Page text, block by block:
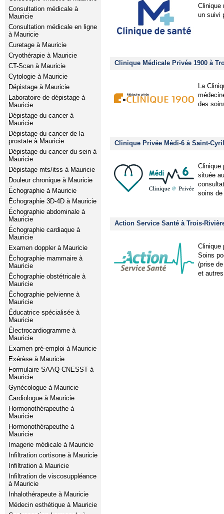
Consultation médicale à
Mauricie
Consultation médicale en ligne
à Mauricie
Curetage à Mauricie
Cryothérapie à Mauricie
CT-Scan à Mauricie
Cytologie à Mauricie
Dépistage à Mauricie
Laboratoire de dépistage à
Mauricie
Dépistage du cancer à
Mauricie
Dépistage du cancer de la
prostate à Mauricie
Dépistage du cancer du sein à
Mauricie
Dépistage mts/itss à Mauricie
Douleur chronique à Mauricie
Échographie à Mauricie
Échographie 3D-4D à Mauricie
Échographie abdominale à
Mauricie
Échographie cardiaque à
Mauricie
Examen doppler à Mauricie
Échographie mammaire à
Mauricie
Échographie obstétricale à
Mauricie
Échographie pelvienne à
Mauricie
Éducatrice spécialisée à
Mauricie
Électrocardiogramme à
Mauricie
Examen pré-emploi à Mauricie
Exérèse à Mauricie
Formulaire SAAQ-CNESST à
Mauricie
Gynécologue à Mauricie
Cardiologue à Mauricie
Hormonothérapeuthe à
Mauricie
Hormonothérapeuthe à
Mauricie
Imagerie médicale à Mauricie
Infiltration cortisone à Mauricie
Infiltration à Mauricie
Infiltration de viscosuppléance
à Mauricie
Inhalothérapeute à Mauricie
Médecin esthétique à Mauricie
Clinique
un suivi
Clinique Médicale Privée 1900 à
La
des
Clinique Privée Médi-6 à Saint-
Clinique
située
soins de
Action Service Santé à Trois-
Clinique
Soins
(prise
et